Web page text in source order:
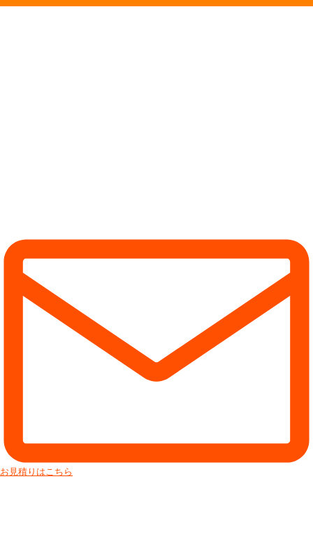
お見積りはこちら